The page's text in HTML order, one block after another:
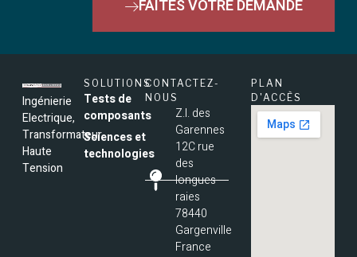
FAITES VOTRE DEMANDE
Ingénierie
Electrique,
Transformateur
Haute
Tension
SOLUTIONS
Tests de
composants
Sciences et
technologies
CONTACTEZ-
NOUS
Z.I. des
Garennes
12C rue
des
longues
raies
78440
Gargenville
France
PLAN
D'ACCÈS